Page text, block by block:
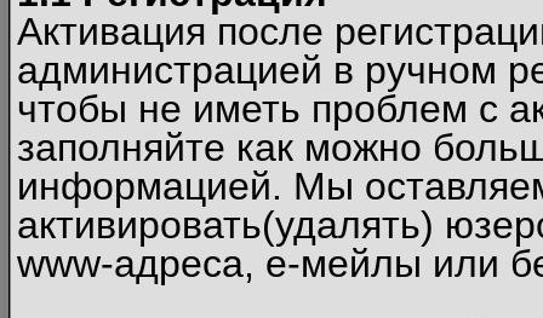
Активация после
администрацией в ручном
чтобы не иметь проблем с
заполняйте как можно
информацией. Мы
активировать(удалять)
www-адреса, е-мейлы или